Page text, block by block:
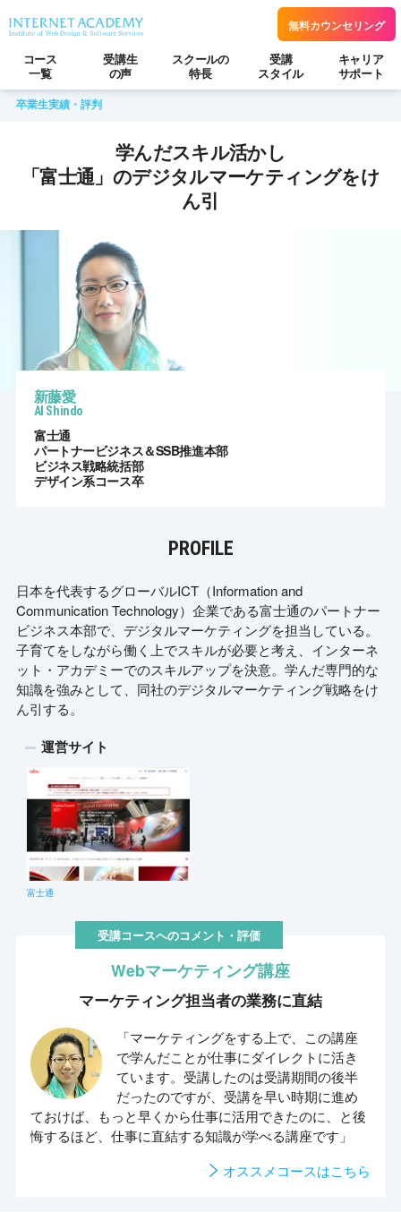
無料カウンセリング
コース
一覧
受講生
の声
スクールの
特長
受講
スタイル
キャリア
サポート
卒業生実績・評判
学んだスキル活かし
「富士通」のデジタルマーケティングをけ
ん引
新藤愛
AI Shindo
富士通
パートナービジネス＆SSB推進本部
ビジネス戦略統括部
デザイン系コース卒
PROFILE
日本を代表するグローバルICT（Information and
Communication Technology）企業である富士通のパートナー
ビジネス本部で、デジタルマーケティングを担当している。
子育てをしながら働く上でスキルが必要と考え、インターネ
ット・アカデミーでのスキルアップを決意。学んだ専門的な
知識を強みとして、同社のデジタルマーケティング戦略をけ
ん引する。
運営サイト
富士通
受講コースへのコメント・評価
Webマーケティング講座
マーケティング担当者の業務に直結
「マーケティングをする上で、この講座
で学んだことが仕事にダイレクトに活き
ています。受講したのは受講期間の後半
だったのですが、受講を早い時期に進め
ておけば、もっと早くから仕事に活用できたのに、と後
悔するほど、仕事に直結する知識が学べる講座です」
オススメコースはこちら